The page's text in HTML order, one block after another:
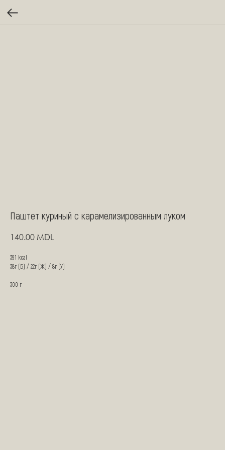
Паштет куриный с карамелизированным луком
140.00 MDL
391 kcal
38г (Б) / 22г (Ж) / 8г (У)
300 г